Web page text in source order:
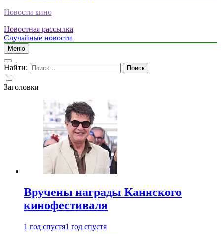
Новости кино
Новостная рассылка
Случайные новости
Меню
Найти:
Заголовки
Вручены награды Каннского
кинофестиваля
1 год спустя1 год спустя